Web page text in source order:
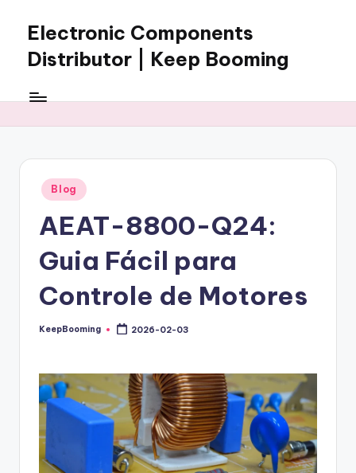
content
Electronic Components
Distributor | Keep Booming
Booming
components,
connectors,
ICs,
and
BOM
sourcing
support
for
Posted
in
Blog
AEAT-8800-Q24:
Guia Fácil para
Controle de Motores
Posted
KeepBooming 2026-02-03